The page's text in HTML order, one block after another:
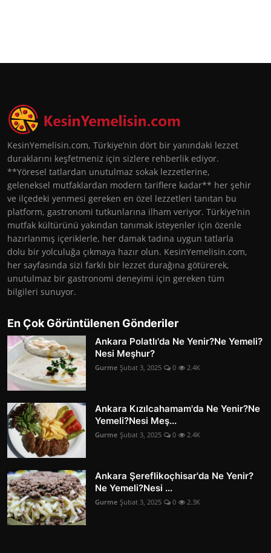
KesinYemelisin.com, Türkiye’nin dört bir yanındaki lezzet
duraklarını keşfetmeniz için sizlere rehberlik ediyor.
**Yöresel tatlardan unutulmaz sokak lezzetlerine,
geleneksel mutfaklardan modern tariflere kadar** her şehir
ve ilçedeki yenmesi gereken en özel lezzetleri tanıtan bu
platform, gastronomi tutkunlarına ilham veriyor. Türkiye’nin
mutfak kültürünü yakından tanımak isteyenler için özenle
hazırlanmış içeriklerle, her damak tadına uygun tatlarla
dolu bir yolculuğa çıkmaya hazır olun. KesinYemelisin.com,
her sayfasında sizi farklı bir lezzet durağına götürerek,
unutulmaz bir gastronomi deneyimi için gereken tüm
bilgileri sunuyor.
En Çok Görüntülenen Gönderiler
Ankara Polatlı'da Ne Yenir?Ne Yemeli?
Nesi Meşhur?
Gurme Şubat 3, 2025 0 2.4K
Ankara Kızılcahamam'da Ne Yenir?Ne
Yemeli?Nesi Meş...
Gurme Şubat 3, 2025 0 2.4K
Ankara Şereflikoçhisar'da Ne Yenir?
Ne Yemeli?Nesi ...
Gurme Şubat 3, 2025 0 2.3K